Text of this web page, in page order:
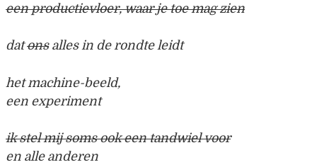
een productievloer, waar je toe mag zien
datonsalles in de rondte leidt
het machine-beeld,
een experiment
ik stel mij soms ook een tandwiel voor
en alle anderen